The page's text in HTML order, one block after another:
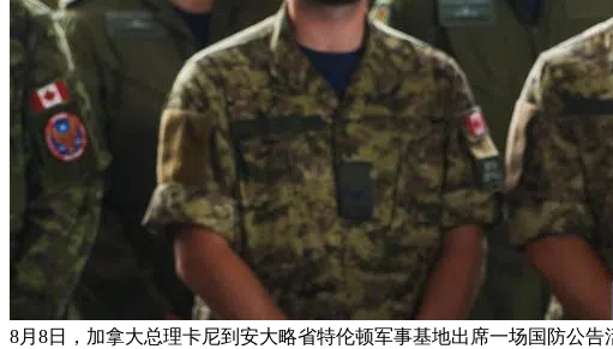
8月8日，加拿大总理卡尼到安大略省特伦顿军事基地出席一场国防公